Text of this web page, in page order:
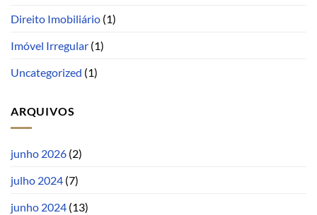
Direito Imobiliário (1)
Imóvel Irregular (1)
Uncategorized (1)
ARQUIVOS
junho 2026 (2)
julho 2024 (7)
junho 2024 (13)